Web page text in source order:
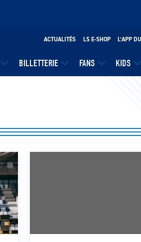
BILLETTERIE FANS KIDS
ACTUALITÉS LS E-SHOP L’APP